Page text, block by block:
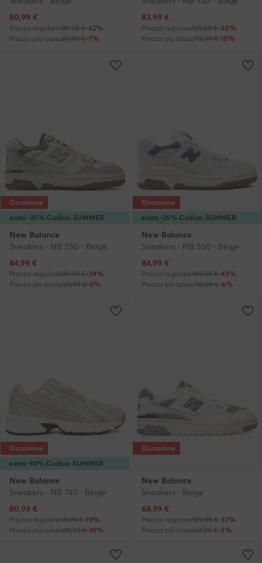
Prezzo attuale
80,99 €
Prezzo regolare139,95 €-42%
Prezzo più basso87,99 €-7%
Prezzo attuale
83,99 €
Prezzo regolare120,00 €-30%
Prezzo più basso93,99 €-10%
extra -25% Codice: SUMMER
Occasione
New Balance
Sneakers · NB 550 · Beige
Prezzo attuale
84,99 €
Prezzo regolare139,95 €-39%
Prezzo più basso90,99 €-6%
extra -25% Codice: SUMMER
Occasione
New Balance
Sneakers · NB 550 · Beige
Prezzo attuale
84,99 €
Prezzo regolare149,95 €-43%
Prezzo più basso90,99 €-6%
extra -10% Codice: SUMMER
Occasione
New Balance
Sneakers · NB 740 · Beige
Prezzo attuale
80,99 €
Prezzo regolare99,99 €-19%
Prezzo più basso89,99 €-10%
Occasione
New Balance
Sneakers · Beige
Prezzo attuale
68,99 €
Prezzo regolare109,95 €-37%
Prezzo più basso72,99 €-5%